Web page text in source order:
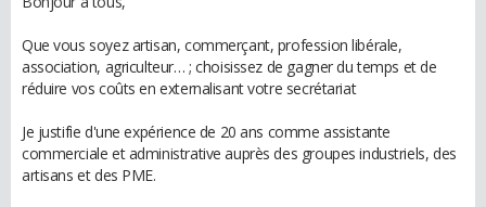
Que vous soyez artisan, commerçant, profession libérale,
association, agriculteur… ; choisissez de gagner du temps et de
réduire vos coûts en externalisant votre secrétariat
Je justifie d'une expérience de 20 ans comme assistante
commerciale et administrative auprès des groupes industriels, des
artisans et des PME.